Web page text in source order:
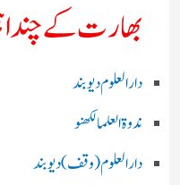
بھارت کے چند
دارالعلوم دیوبند
ندوۃالعلما لکھنو
دارالعلوم (وقف)دیوبند